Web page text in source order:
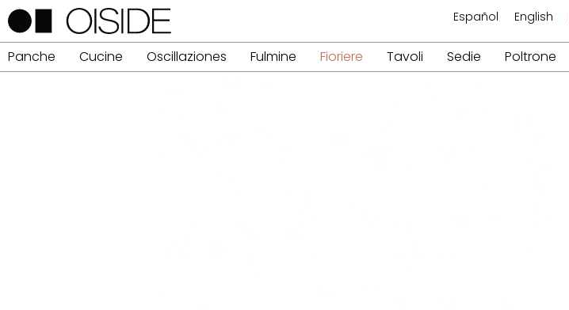
Español English
Panche Cucine Oscillaziones Fulmine Fioriere Tavoli Sedie Poltrone